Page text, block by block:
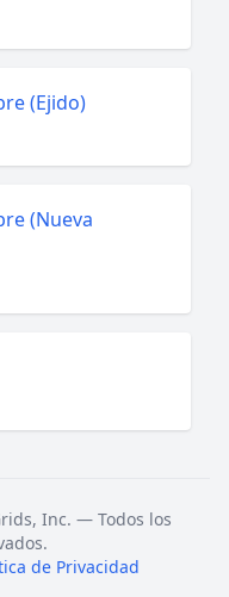
(Ejido)
(Nueva
Inc. — Todos los
de Privacidad